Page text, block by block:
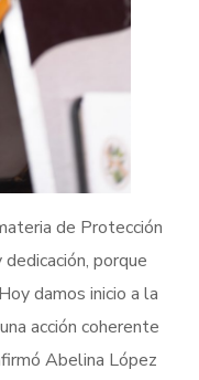
de Protección
porque
damos inicio a la
acción coherente
Abelina López